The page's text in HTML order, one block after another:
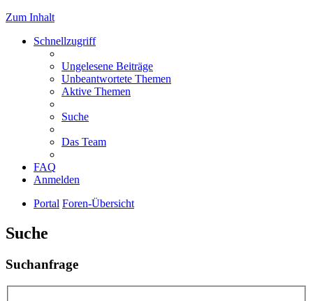
Zum Inhalt
Schnellzugriff
Ungelesene Beiträge
Unbeantwortete Themen
Aktive Themen
Suche
Das Team
FAQ
Anmelden
Portal Foren-Übersicht
Suche
Suchanfrage